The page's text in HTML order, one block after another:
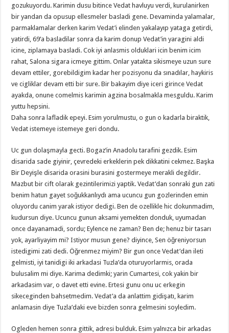
gozukuyordu. Karimin dusu bitince Vedat havluyu verdi, kurulanirken
bir yandan da opusup ellesmeler basladi gene. Devaminda yalamalar,
parmaklamalar derken karim Vedat’i elinden yakalayıp yataga getirdi,
yatirdi, 69’a basladilar sonra da karim donup Vedat’in yaragini aldi
icine, ziplamaya basladi. Cok iyi anlasmis olduklari icin benim icim
rahat, Salona sigara icmeye gittim. Onlar yatakta sikismeye uzun sure
devam ettiler, gorebildigim kadar her pozisyonu da sınadılar, haykiris
ve cigliklar devam etti bir sure. Bir bakayim diye iceri girince Vedat
ayakda, onune comelmis karimin agzina bosalmakla mesguldu. Karim
yuttu hepsini.
Daha sonra lafladik epeyi. Esim yorulmustu, o gun o kadarla biraktik,
Vedat istemeye istemeye geri dondu.
Uc gun dolaşmayla gecti. Bogaz’in Anadolu tarafini gezdik. Esim
disarida sade giyinir, çevredeki erkeklerin pek dikkatini cekmez. Başka
Bir Deyişle disarida orasini burasini gostermeye merakli degildir.
Mazbut bir cift olarak gezintilerimizi yaptik. Vedat’dan sonraki gun zati
benim hatun gayet soğukkanlıydı ama ucuncu gun gozlerinden emin
oluyordu canim yarak istiyor dedigi. Ben de ozellikle hic dokunmadim,
kudursun diye. Ucuncu gunun aksami yemekten donduk, uyumadan
once dayanamadi, sordu; Eylence ne zaman? Ben de; henuz bir tasarı
yok, ayarliyayim mi? Istiyor musun gene? diyince, Sen öğreniyorsun
istedigimi zati dedi. Öğrenmez miyim? Bir gun once Vedat’dan ileti
gelmisti, iyi tanidigi iki arkadasi Tuzla’da oturuyorlarmis, orada
bulusalim mi diye. Karima dedimki; yarin Cumartesi, cok yakin bir
arkadasim var, o davet etti evine. Ertesi gunu onu uc erkegin
sikeceginden bahsetmedim. Vedat’a da anlattim gidişatı, karim
anlamasin diye Tuzla’daki eve bizden sonra gelmesini soyledim.
Ogleden hemen sonra gittik, adresi bulduk. Esim yalnızca bir arkadas